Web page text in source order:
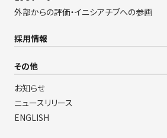
外部からの評価・イニシアチブへの参画
採用情報
その他
お知らせ
ニュースリリース
ENGLISH